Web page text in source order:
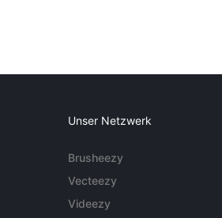
Unser Netzwerk
Brusheezy
Vecteezy
Videezy